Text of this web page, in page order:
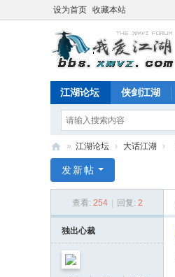
设为首页 收藏本站
江湖论坛 侠剑江湖
湖
» 江湖论坛 › 大话江湖 ›
发新帖
查看: 254 回复: 2
独出心裁